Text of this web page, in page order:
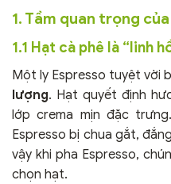
1. Tầm quan trọng
1.1 Hạt cà phê là “linh
Một ly Espresso tuyệt vời
lượng. Hạt quyết định
lớp crema mịn đặc
Espresso bị chua gắt,
vậy khi pha Espresso,
chọn hạt.